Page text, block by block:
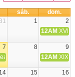
sáb.
dom.
31 1
2
12AM XVIII
7 8
9
del Señor
Cruz Laplana,
12AM XIX
14 15
16